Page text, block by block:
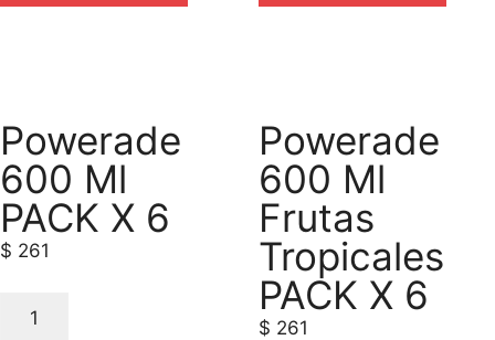
Powerade
600 Ml
PACK X 6
$ 261
Powerade
600 Ml
Frutas
Tropicales
PACK X 6
$ 261